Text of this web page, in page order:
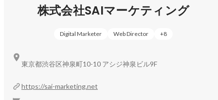
なっていることが最大の強みです。
三浦 崇彦 バックオフィス
株式会社SAIマーケティング
Digital Marketer Web Director +8
https://sai-marketing.net
東京都渋谷区神泉町10-10 アシジ神泉ビル9F